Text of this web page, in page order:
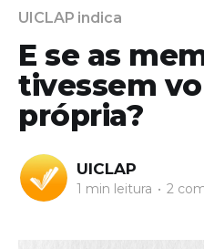
UICLAP indica
E se as
tivessem
própria?
UICLAP
1 min leitura • 2